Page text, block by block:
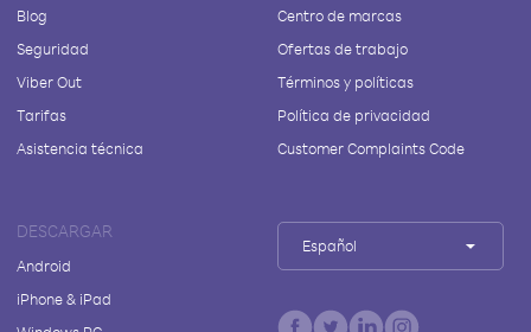
Blog
Seguridad
Viber Out
Tarifas
Asistencia técnica
Centro de marcas
Ofertas de trabajo
Términos y políticas
Política de privacidad
Customer Complaints Code
DESCARGAR
Android
iPhone & iPad
Español